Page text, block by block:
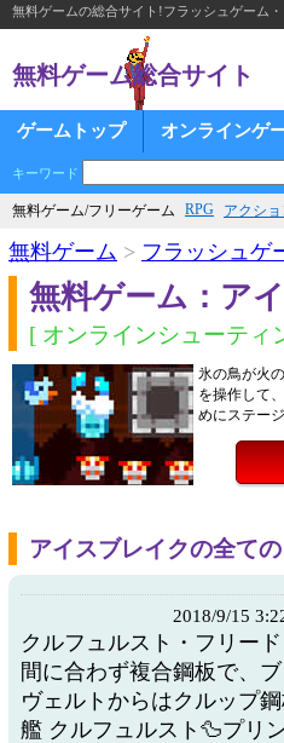
無料ゲームの総合サイト!フラッシュゲーム
無料ゲーム総合サイト
ゲームトップ オンラインゲ
キーワード
無料ゲーム/フリーゲーム RPG アクショ
無料ゲーム > フラッシュゲ
無料ゲーム：ア
[ オンラインシューティ
氷の鳥が火
を操作して
めにステー
アイスブレイクの全て
2018/9/15
クルフュルスト・フリー
間に合わず複合鋼板で、
ヴェルトからはクルップ
艦 クルフュルスト🦆プリ